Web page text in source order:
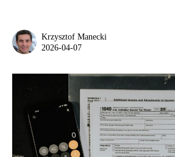
Krzysztof Manecki
2026-04-07